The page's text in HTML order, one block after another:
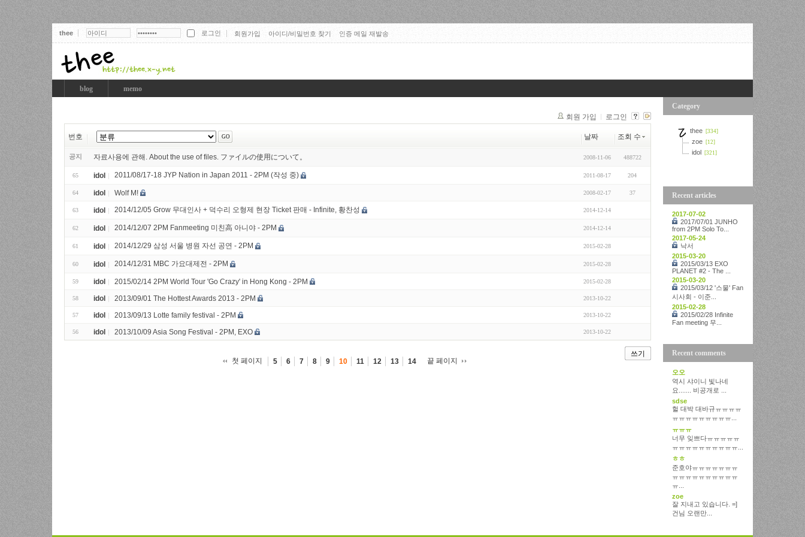
thee 회원가입 아이디/비밀번호 찾기 인증 메일 재발송
blog memo
회원 가입 로그인
번호 날짜 조회 수
공지 자료사용에 관해. About the use of files. ファイルの使用について。 2008-11-06 488722
65 idol 2011/08/17-18 JYP Nation in Japan 2011 - 2PM (작성 중) 2011-08-17 204
64 idol Wolf M! 2008-02-17 37
63 idol 2014/12/05 Grow 무대인사 + 덕수리 오형제 현장 Ticket 판매 - Infinite, 황찬성 2014-12-14
62 idol 2014/12/07 2PM Fanmeeting 미친高 아니야 - 2PM 2014-12-14
61 idol 2014/12/29 삼성 서울 병원 자선 공연 - 2PM 2015-02-28
60 idol 2014/12/31 MBC 가요대제전 - 2PM 2015-02-28
59 idol 2015/02/14 2PM World Tour 'Go Crazy' in Hong Kong - 2PM 2015-02-28
58 idol 2013/09/01 The Hottest Awards 2013 - 2PM 2013-10-22
57 idol 2013/09/13 Lotte family festival - 2PM 2013-10-22
56 idol 2013/10/09 Asia Song Festival - 2PM, EXO 2013-10-22
쓰기
첫 페이지
5 6 7 8 9 10 11 12 13 14 끝 페이지
Category
thee [334]
zoe [12]
idol [321]
Recent articles
2017-07-02
2017/07/01 JUNHO
from 2PM Solo To...
2017-05-24
낙서
2015-03-20
2015/03/13 EXO
PLANET #2 - The ...
2015-03-20
2015/03/12 '스물' Fan
시사회 - 이준...
2015-02-28
2015/02/28 Infinite
Fan meeting 무...
Recent comments
오오
역시 샤이니 빛나네
요....... 비공개로 ...
sdse
헐 대박 대바규ㅠㅠㅠㅠ
ㅠㅠㅠㅠㅠㅠㅠㅠㅠ...
ㅠㅠㅠ
너무 잊쁘다ㅠㅠㅠㅠㅠ
ㅠㅠㅠㅠㅠㅠㅠㅠㅠㅠ...
ㅎㅎ
준호야ㅠㅠㅠㅠㅠㅠㅠ
ㅠㅠㅠㅠㅠㅠㅠㅠㅠㅠ
ㅠ...
zoe
잘 지내고 있습니다. =]
건님 오랜만...